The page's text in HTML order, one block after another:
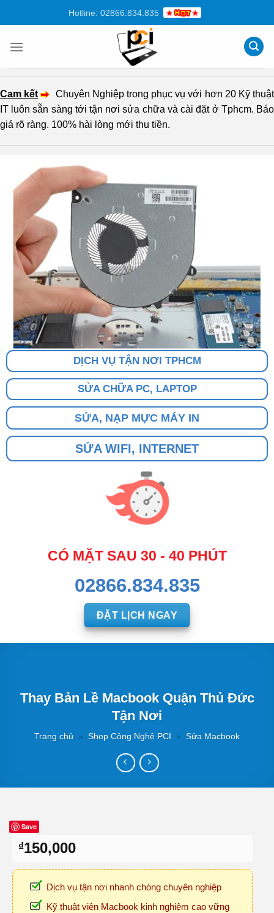
dung
Hotline: 02866.834.835
Cam kết
Chuyên Nghiệp trong phục vụ với hơn 20 Kỹ thuật
IT luôn sẵn sàng tới tận nơi sửa chữa và cài đặt ở Tphcm. Báo
giá rõ ràng. 100% hài lòng mới thu tiền.
DỊCH VỤ TẬN NƠI TPHCM
SỬA CHỮA PC, LAPTOP
SỬA, NẠP MỰC MÁY IN
SỬA WIFI, INTERNET
CÓ MẶT SAU 30 - 40 PHÚT
02866.834.835
ĐẶT LỊCH NGAY
Thay Bản Lề Macbook Quận Thủ Đức
Tận Nơi
Trang chủ » Shop Công Nghệ PCI » Sửa Macbook
Save
₫150,000
Dịch vụ tận nơi nhanh chóng chuyên nghiệp
Kỹ thuật viên Macbook kinh nghiệm cao vững